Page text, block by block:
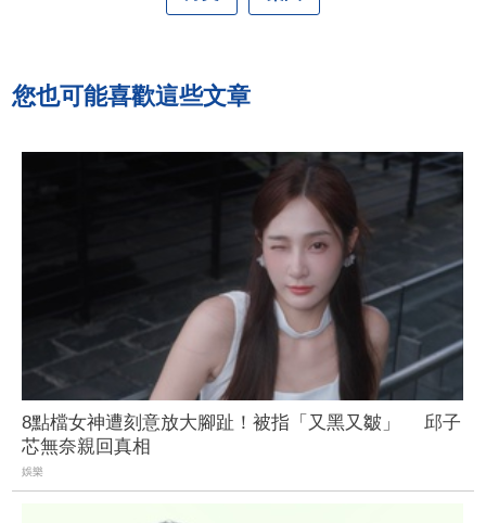
您也可能喜歡這些文章
8點檔女神遭刻意放大腳趾！被指「又黑又皺」 邱子
芯無奈親回真相
娛樂